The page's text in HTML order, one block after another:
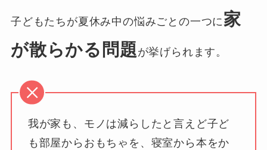
子どもたちが夏休み中の悩みごとの一つに 家
が散らかる問題が挙げられます。
我が家も、モノは減らしたと言えど子ど
も部屋からおもちゃを、寝室から本をか